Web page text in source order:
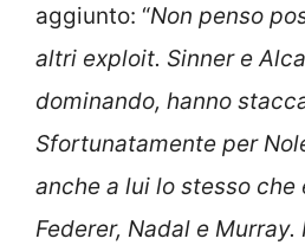
aggiunto: “Non penso
altri exploit. Sinner e
dominando, hanno
Sfortunatamente per
anche a lui lo stesso che
Federer, Nadal e